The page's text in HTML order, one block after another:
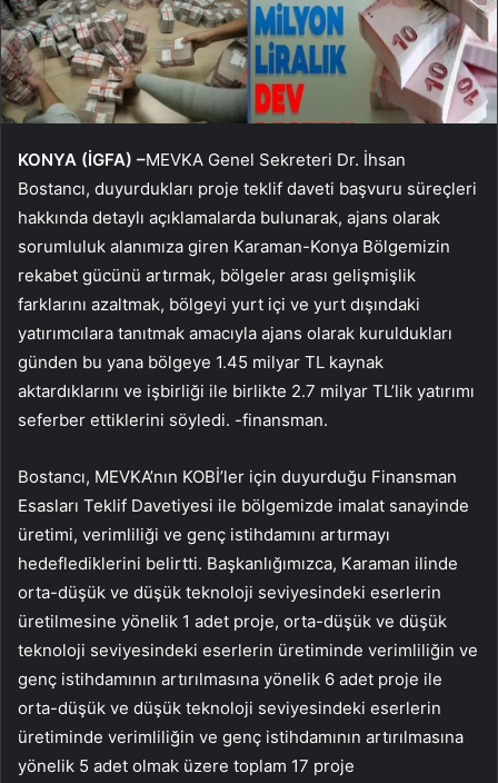
KONYA (İGFA) –MEVKA Genel Sekreteri Dr. İhsan
Bostancı, duyurdukları proje teklif daveti başvuru süreçleri
hakkında detaylı açıklamalarda bulunarak, ajans olarak
sorumluluk alanımıza giren Karaman-Konya Bölgemizin
rekabet gücünü artırmak, bölgeler arası gelişmişlik
farklarını azaltmak, bölgeyi yurt içi ve yurt dışındaki
yatırımcılara tanıtmak amacıyla ajans olarak kuruldukları
günden bu yana bölgeye 1.45 milyar TL kaynak
aktardıklarını ve işbirliği ile birlikte 2.7 milyar TL’lik yatırımı
seferber ettiklerini söyledi. -finansman.
Bostancı, MEVKA’nın KOBİ’ler için duyurduğu Finansman
Esasları Teklif Davetiyesi ile bölgemizde imalat sanayinde
üretimi, verimliliği ve genç istihdamını artırmayı
hedeflediklerini belirtti. Başkanlığımızca, Karaman ilinde
orta-düşük ve düşük teknoloji seviyesindeki eserlerin
üretilmesine yönelik 1 adet proje, orta-düşük ve düşük
teknoloji seviyesindeki eserlerin üretiminde verimliliğin ve
genç istihdamının artırılmasına yönelik 6 adet proje ile
orta-düşük ve düşük teknoloji seviyesindeki eserlerin
üretiminde verimliliğin ve genç istihdamının artırılmasına
yönelik 5 adet olmak üzere toplam 17 proje